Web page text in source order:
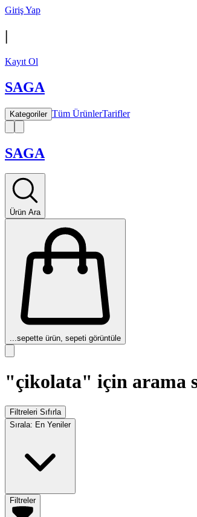
Giriş Yap
|
Kayıt Ol
SAGA
Kategoriler Tüm ÜrünlerTarifler
SAGA
Ürün Ara
...sepette ürün, sepeti görüntüle
"çikolata" için arama
Filtreleri Sıfırla
Sırala: En Yeniler
Filtreler